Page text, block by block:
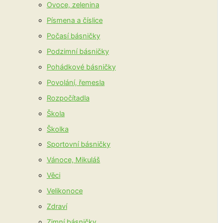
Ovoce, zelenina
Písmena a číslice
Počasí básničky
Podzimní básničky
Pohádkové básničky
Povolání, řemesla
Rozpočítadla
Škola
Školka
Sportovní básničky
Vánoce, Mikuláš
Věci
Velikonoce
Zdraví